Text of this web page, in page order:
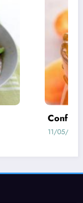
fait maison